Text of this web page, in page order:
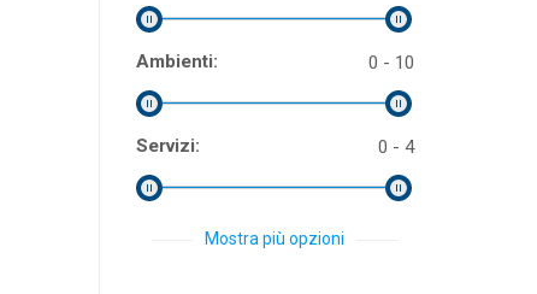
Ambienti: 0 - 10
Servizi: 0 - 4
Mostra più opzioni